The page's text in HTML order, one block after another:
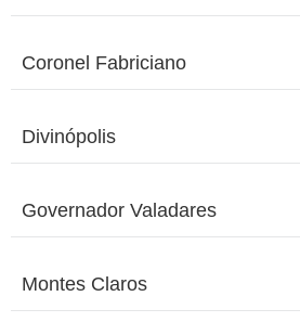
Coronel Fabriciano
Divinópolis
Governador Valadares
Montes Claros